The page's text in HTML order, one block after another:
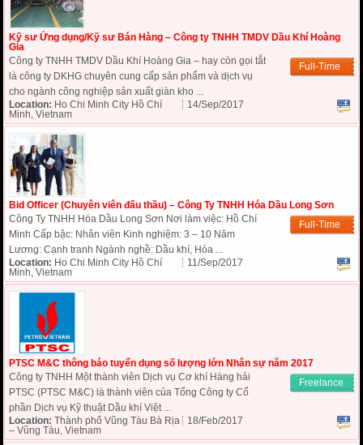
Kỹ sư Ứng dụng/Kỹ sư Bán Hàng – Công ty TNHH TMDV Dầu Khí Hoàng
Gia
Full-Time
Công ty TNHH TMDV Dầu Khí Hoàng Gia – hay còn gọi tắt
là công ty DKHG chuyên cung cấp sản phẩm và dịch vụ
cho ngành công nghiệp sản xuất giàn kho ...
Location: Ho Chi Minh City Hồ Chí
Minh, Vietnam
14/Sep/2017
Bid Officer (Chuyên viên đấu thầu) – Công Ty TNHH Hóa Dầu Long Sơn
Full-Time
Công Ty TNHH Hóa Dầu Long Sơn Nơi làm việc: Hồ Chí
Minh Cấp bậc: Nhân viên Kinh nghiệm: 3 – 10 Năm
Lương: Cạnh tranh Ngành nghề: Dầu khí, Hóa ...
Location: Ho Chi Minh City Hồ Chí
Minh, Vietnam
11/Sep/2017
PTSC M&C thông báo tuyển dụng số lượng lớn Nhân sự năm 2017
Freelance
Công ty TNHH Một thành viên Dịch vụ Cơ khí Hàng hải
PTSC (PTSC M&C) là thành viên của Tổng Công ty Cổ
phần Dịch vụ Kỹ thuật Dầu khí Việt ...
Location: Thành phố Vũng Tàu Bà Rịa
– Vũng Tàu, Vietnam
18/Feb/2017